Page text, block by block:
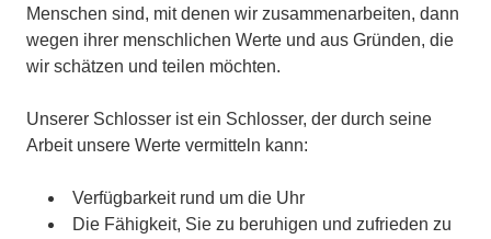
Menschen sind, mit denen wir zusammenarbeiten, dann
wegen ihrer menschlichen Werte und aus Gründen, die
wir schätzen und teilen möchten.
Unserer Schlosser ist ein Schlosser, der durch seine
Arbeit unsere Werte vermitteln kann:
Verfügbarkeit rund um die Uhr
Die Fähigkeit, Sie zu beruhigen und zufrieden zu